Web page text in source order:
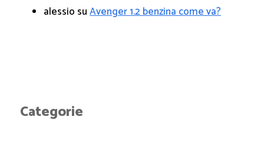
alessio suAvenger 1.2 benzina come va?
Categorie